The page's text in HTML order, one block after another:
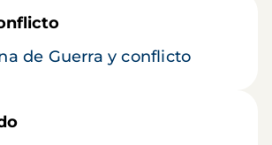
de Guerra y conflicto